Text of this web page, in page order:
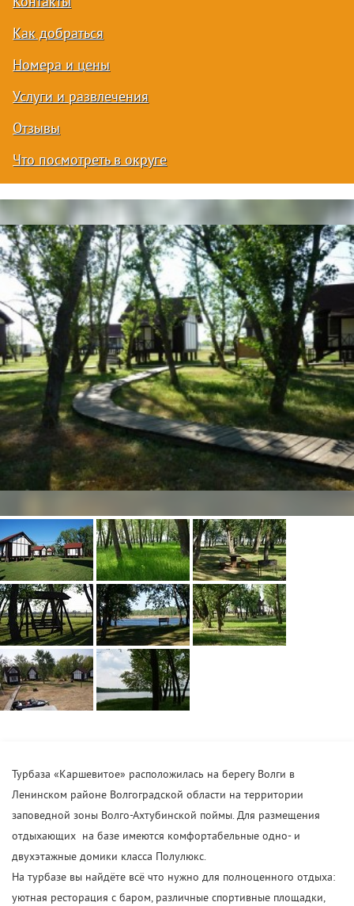
Как добраться
Номера и цены
Услуги и развлечения
Отзывы
Что посмотреть в округе
Турбаза «Каршевитое» расположилась на берегу Волги в
Ленинском районе Волгоградской области на территории
заповедной зоны Волго-Ахтубинской поймы. Для размещения
отдыхающих на базе имеются комфортабельные одно- и
двухэтажные домики класса Полулюкс.
На турбазе вы найдёте всё что нужно для полноценного отдыха:
уютная ресторация с баром, различные спортивные площадки,